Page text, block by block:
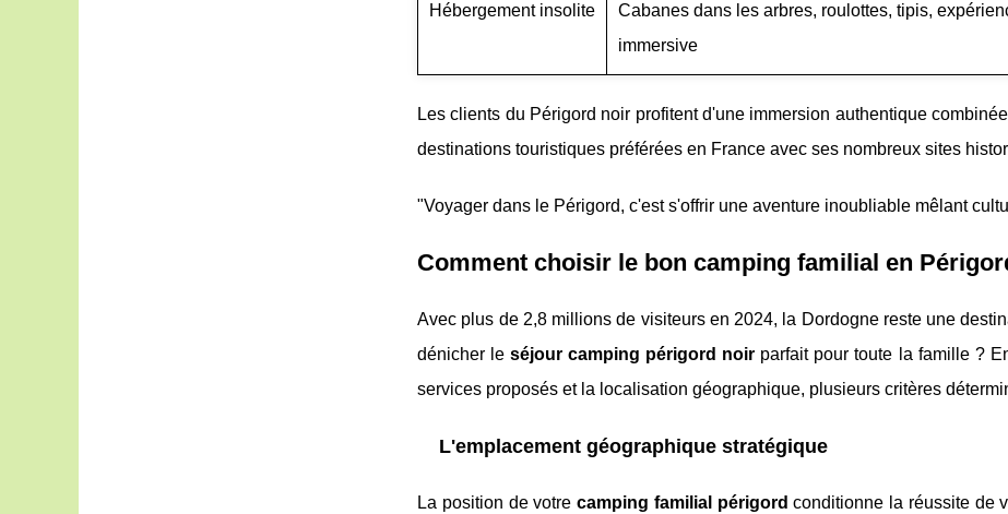
Hébergement insolite
Cabanes dans les arbres, roulottes, tipis,
immersive
Les clients du Périgord noir profitent d'une immersion authentique
destinations touristiques préférées en France avec ses nombreux sites
"Voyager dans le Périgord, c'est s'offrir une aventure inoubliable mêlant
Comment choisir le bon camping familial en
Avec plus de 2,8 millions de visiteurs en 2024, la Dordogne reste une
dénicher leséjour camping périgord noir parfait pour toute la famille ?
services proposés et la localisation géographique, plusieurs critères
L'emplacement géographique stratégique
La position de votre camping familial périgord conditionne la réussite de